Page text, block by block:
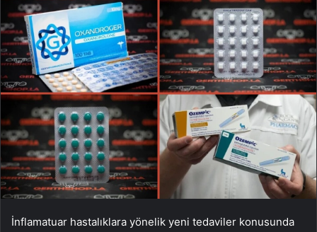
İnflamatuar hastalıklara yönelik yeni tedaviler konusunda